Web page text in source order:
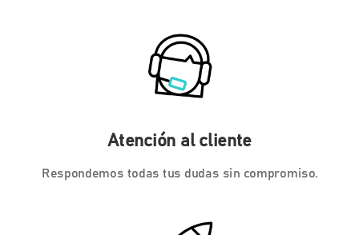
Atención al cliente
Respondemos todas tus dudas sin compromiso.